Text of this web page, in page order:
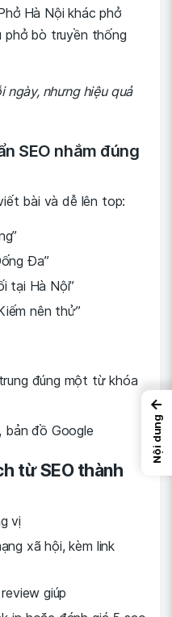
Hà Nội khác phở
phở bò truyền thống
ngày, nhưng hiệu quả
SEO nhắm đúng
bài và dễ lên top:
Đa”
tại Hà Nội”
nên thử”
đúng một từ khóa
bản đồ Google
từ SEO thành
vị
xã hội, kèm link
giúp
←
Nội dung